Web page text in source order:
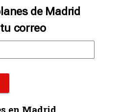
de Madrid
correo
en Madrid